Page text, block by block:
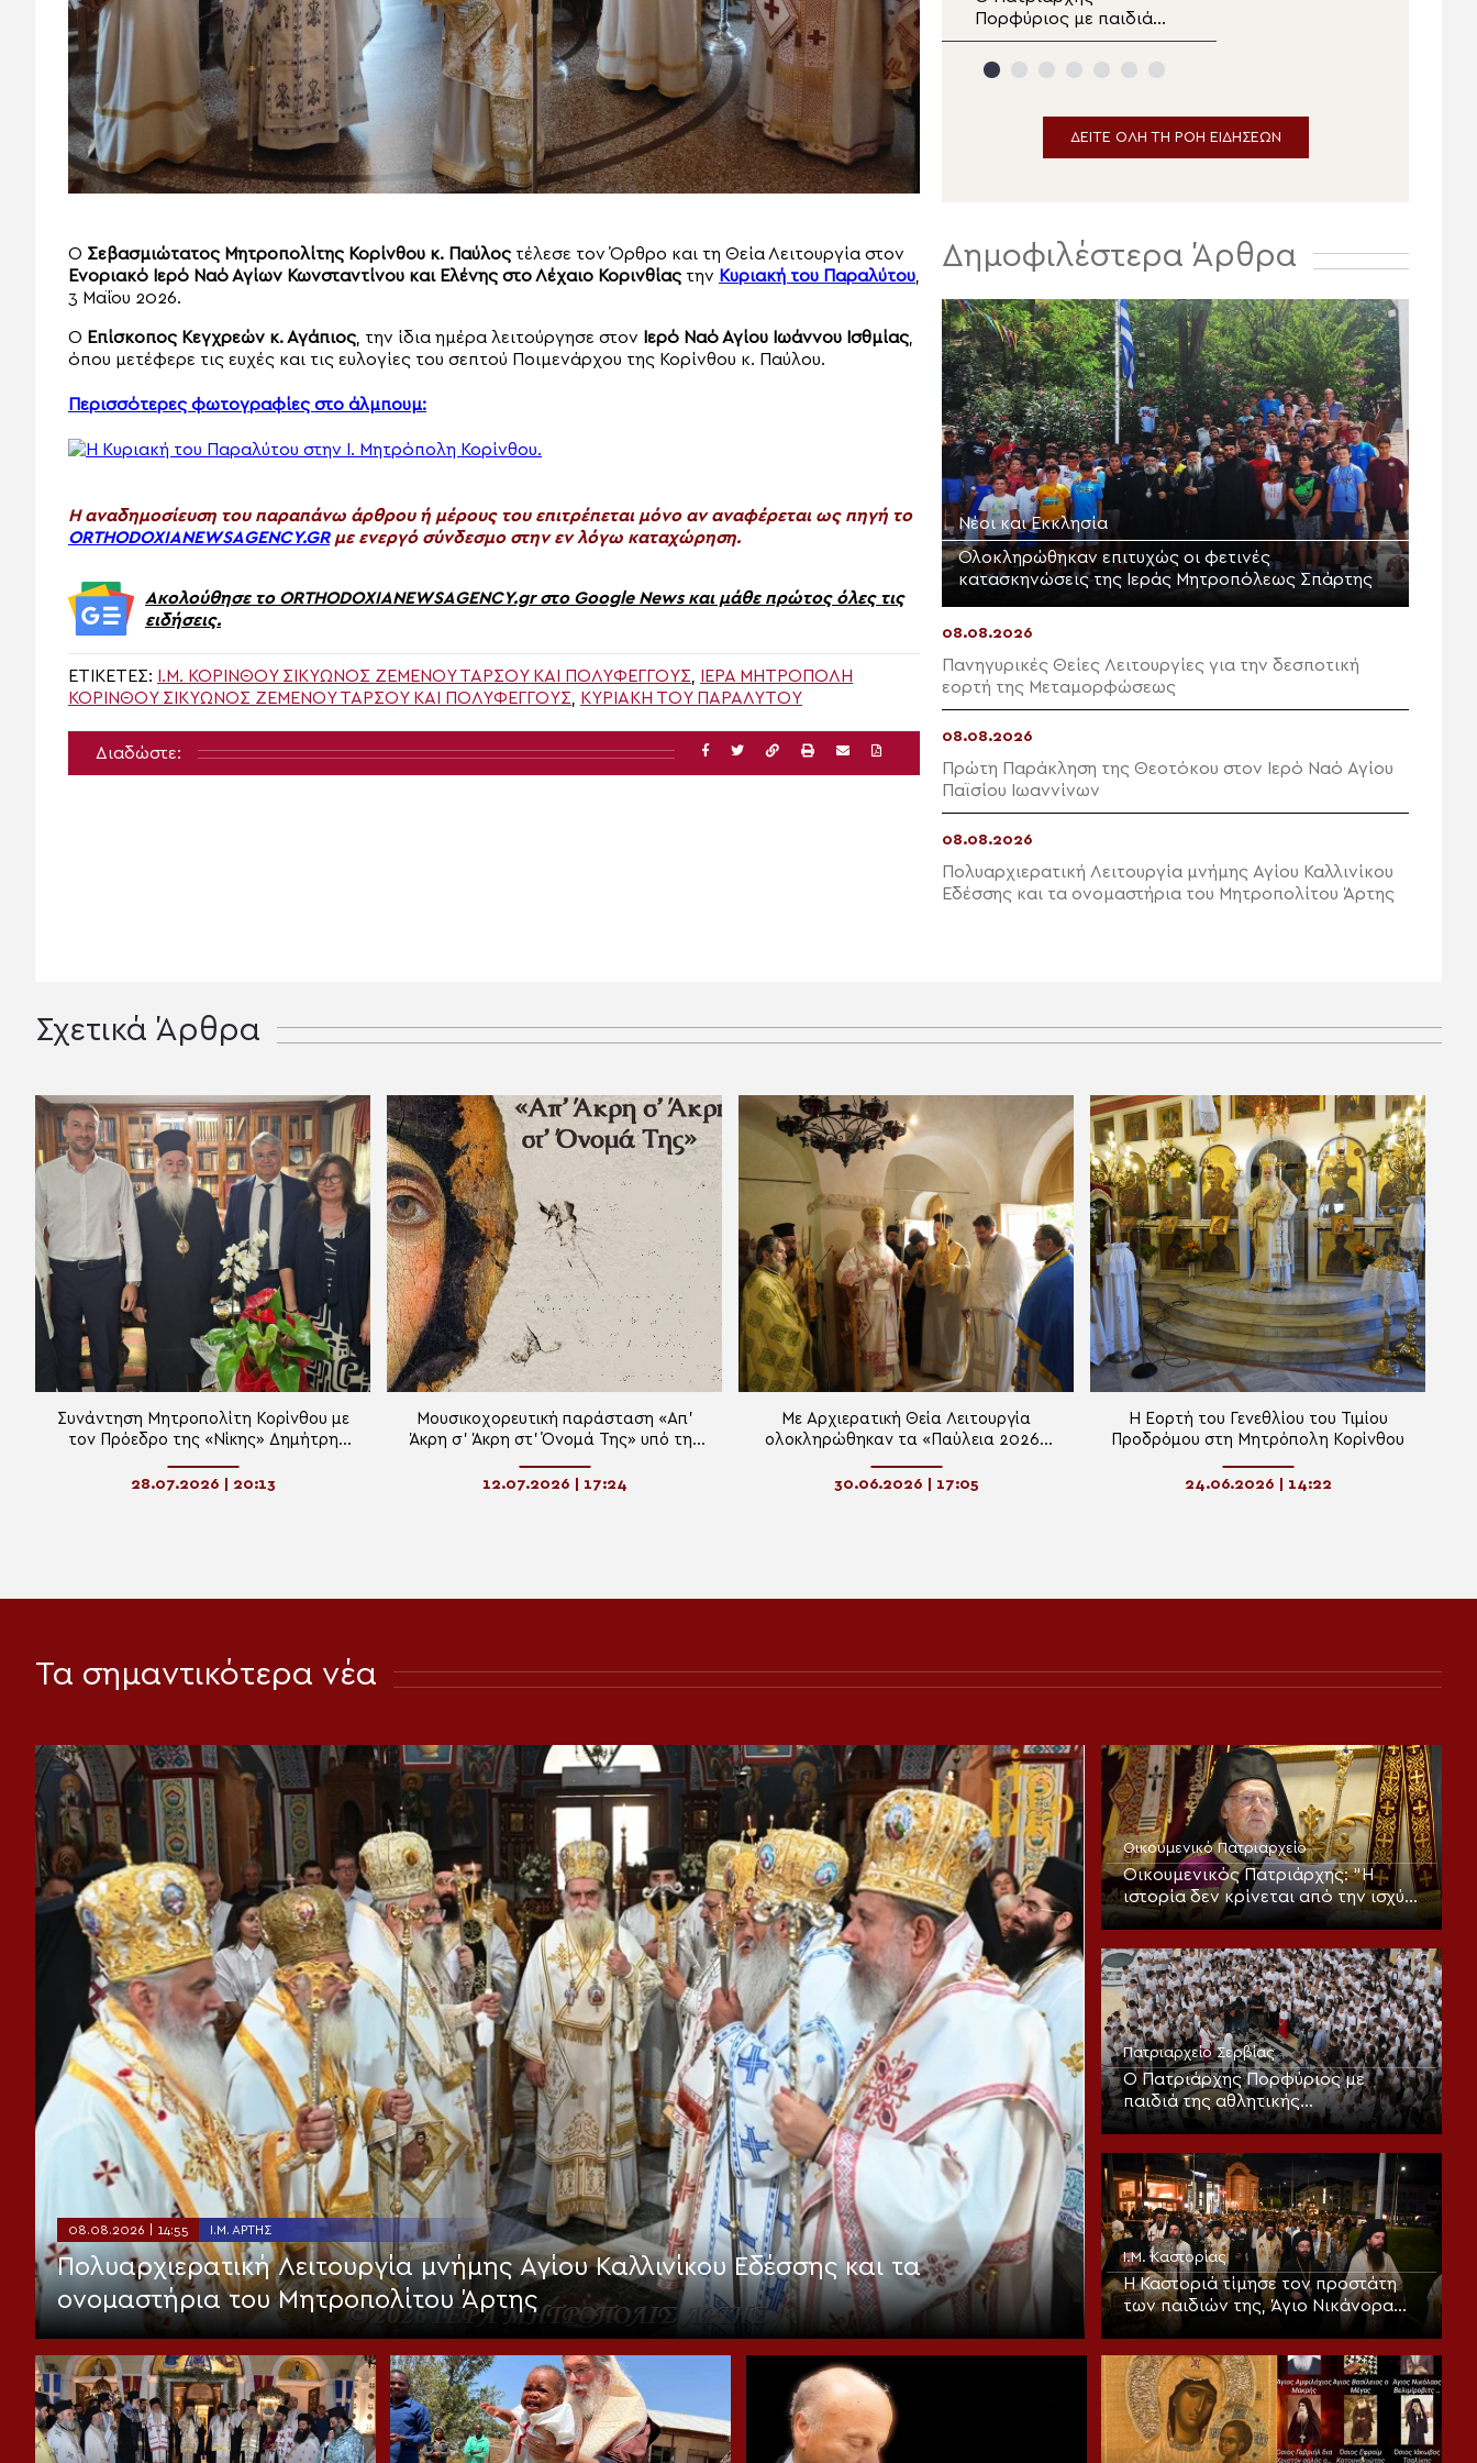
Ο Σεβασμιώτατος Μητροπολίτης Κορίνθου κ. Παύλος τέλεσε τον Όρθρο και τη Θεία Λειτουργία στον
Ενοριακό Ιερό Ναό Αγίων Κωνσταντίνου και Ελένης στο Λέχαιο Κορινθίας την Κυριακή του Παραλύτου
3 Μαΐου 2026.
Ο Επίσκοπος Κεγχρεών κ. Αγάπιος , την ίδια ημέρα λειτούργησε στον Ιερό Ναό Αγίου Ιωάννου Ισθμίας
όπου μετέφερε τις ευχές και τις ευλογίες του σεπτού Ποιμενάρχου της Κορίνθου κ. Παύλου.
Περισσότερες φωτογραφίες στο άλμπουμ:
H αναδημοσίευση του παραπάνω άρθρου ή μέρους του επιτρέπεται μόνο αν αναφέρεται ως πηγή το
ORTHODOXIANEWSAGENCY.GRμε ενεργό σύνδεσμο στην εν λόγω καταχώρηση.
Ακολούθησε το ORTHODOXIANEWSAGENCY.gr στο Google News και μάθε πρώτος όλες τις
ειδήσεις.
ΕΤΙΚΈΤΕΣ: Ι.Μ. ΚΟΡΊΝΘΟΥ ΣΙΚΥΏΝΟΣ ΖΕΜΕΝΟΎ ΤΑΡΣΟΎ ΚΑΙ ΠΟΛΥΦΈΓΓΟΥΣ,
ΙΕΡΑ ΜΗΤΡΟΠΟΛΗ
ΚΟΡΙΝΘΟΥ ΣΙΚΥΩΝΟΣ ΖΕΜΕΝΟΥ ΤΑΡΣΟΥ ΚΑΙ ΠΟΛΥΦΕΓΓΟΥΣ, ΚΥΡΙΑΚΉ ΤΟΥ ΠΑΡΑΛΎΤΟΥ
Διαδώστε:
δελτίο ειδήσεων
Πορφύριος με παιδιά
της αθλητικής
κατασκήνωσης «Η
ΔΕΙΤΕ ΟΛΗ ΤΗ ΡΟΗ ΕΙΔΗΣΕΩΝ
Δημοφιλέστερα Άρθρα
Νέοι και Εκκλησία
Ολοκληρώθηκαν επιτυχώς οι φετινές
κατασκηνώσεις της Ιεράς Μητροπόλεως Σπάρτης
08.08.2026
Πανηγυρικές Θείες Λειτουργίες για την δεσποτική
εορτή της Μεταμορφώσεως
08.08.2026
Πρώτη Παράκληση της Θεοτόκου στον Ιερό Ναό Αγίου
Παϊσίου Ιωαννίνων
08.08.2026
Πολυαρχιερατική Λειτουργία μνήμης Αγίου Καλλινίκου
Εδέσσης και τα ονομαστήρια του Μητροπολίτου Άρτης
Σχετικά Άρθρα
Συνάντηση Μητροπολίτη Κορίνθου με
τον Πρόεδρο της «Νίκης» Δημήτρη
28.07.2026 | 20:13
Μουσικοχορευτική παράσταση «Απ’
Άκρη σ’ Άκρη στ’ Όνομά Της» υπό την
Κορίνθου
12.07.2026 | 17:24
Με Αρχιερατική Θεία Λειτουργία
ολοκληρώθηκαν τα «Παύλεια 2026»
30.06.2026 | 17:05
Η Εορτή του Γενεθλίου του Τιμίου
Προδρόμου στη Μητρόπολη Κορίνθου
24.06.2026 | 14:22
Τα σημαντικότερα νέα
08.08.2026 | 14:55 Ι.Μ. ΆΡΤΗΣ
Πολυαρχιερατική Λειτουργία μνήμης Αγίου Καλλινίκου Εδέσσης και τα
ονομαστήρια του Μητροπολίτου Άρτης
Οικουμενικό Πατριαρχείο
Οικουμενικός Πατριάρχης: “Η
ιστορία δεν κρίνεται από την ισχύ
των αριθμών, αλλά από την
Πατριαρχείο Σερβίας
Ο Πατριάρχης Πορφύριος με
παιδιά της αθλητικής
κατασκήνωσης «Η Σερβία σε καλεί»
Ι.Μ. Καστορίας
Η Καστοριά τίμησε τον προστάτη
των παιδιών της, Άγιο Νικάνορα
τον Θαυματουργό